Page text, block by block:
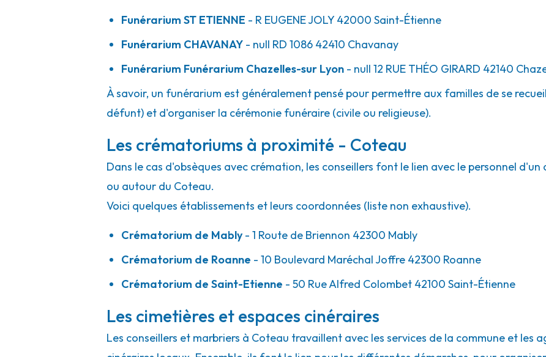
Funérarium ST ETIENNE - R EUGENE JOLY 42000 Saint-Étienne
Funérarium CHAVANAY - null RD 1086 42410 Chavanay
Funérarium Funérarium Chazelles-sur Lyon - null 12 RUE THÉO GIRARD 42140
À savoir, un funérarium est généralement pensé pour permettre aux familles de se
défunt) et d'organiser la cérémonie funéraire (civile ou religieuse).
Les crématoriums à proximité - Coteau
Dans le cas d'obsèques avec crémation, les conseillers font le lien avec le personnel
ou autour du Coteau.
Voici quelques établissements et leurs coordonnées (liste non exhaustive).
Crématorium de Mably- 1 Route de Briennon 42300 Mably
Crématorium de Roanne - 10 Boulevard Maréchal Joffre 42300 Roanne
Crématorium de Saint-Etienne - 50 Rue Alfred Colombet 42100 Saint-Étienne
Les cimetières et espaces cinéraires
Les conseillers et marbriers à Coteau travaillent avec les services de la commune et les